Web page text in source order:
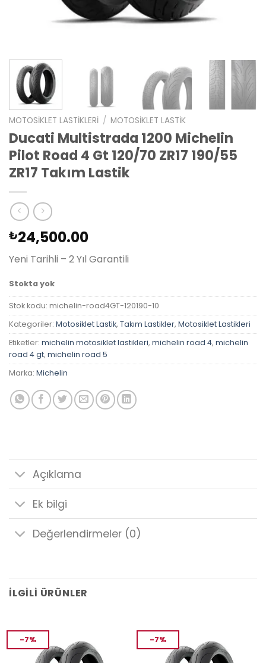
MOTOSIKLET LASTIKLERI / MOTOSIKLET LASTIK
Ducati Multistrada 1200 Michelin
Pilot Road 4 Gt 120/70 ZR17 190/55
ZR17 Takım Lastik
₺24,500.00
Yeni Tarihli – 2 Yıl Garantili
Stokta yok
Stok kodu: michelin-road4GT-120190-10
Kategoriler: Motosiklet Lastik, Takım Lastikler, Motosiklet Lastikleri
Etiketler: michelin motosiklet lastikleri, michelin road 4, michelin
road 4 gt, michelin road 5
Marka: Michelin
Açıklama
Ek bilgi
Değerlendirmeler (0)
İLGILI ÜRÜNLER
-7% -7%